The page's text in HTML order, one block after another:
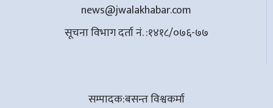
news@jwalakhabar.com
सूचना विभाग दर्ता नं. :१४१८/०७६-७७
सम्पादक:बसन्त विश्वकर्मा